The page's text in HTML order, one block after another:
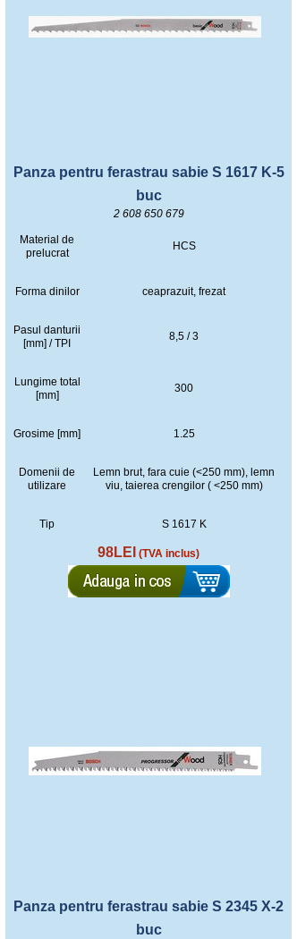
Panza pentru ferastrau sabie S 1617 K-5
buc
2 608 650 679
Material de
prelucrat
HCS
Forma dinilor ceaprazuit, frezat
Pasul danturii
[mm] / TPI
8,5 / 3
Lungime total
[mm]
300
Grosime [mm] 1.25
Domenii de
utilizare
Lemn brut, fara cuie (<250 mm), lemn
viu, taierea crengilor ( <250 mm)
Tip S 1617 K
98LEI (TVA inclus)
Panza pentru ferastrau sabie S 2345 X-2
buc